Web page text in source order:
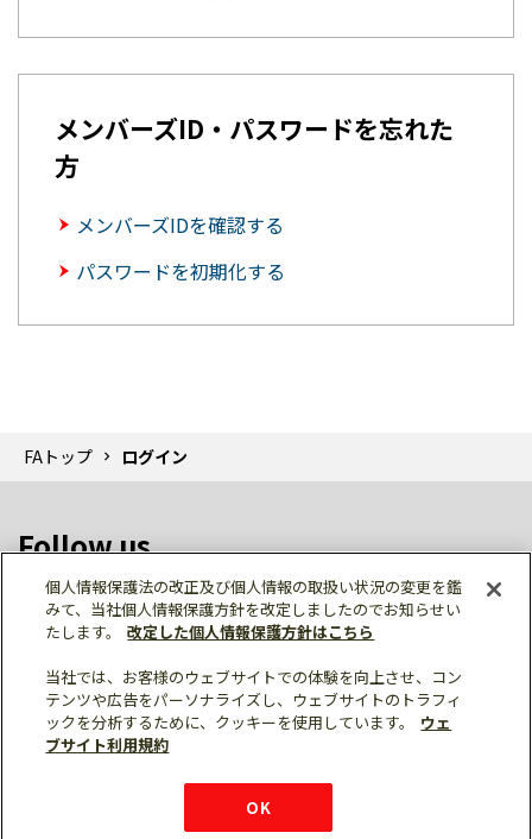
メンバーズID・パスワードを忘れた
方
メンバーズIDを確認する
パスワードを初期化する
FAトップ ログイン
Follow us
個人情報保護 利用規約
ご利用にあたって
サイトマップ
三菱電機トップ
個人情報保護法の改正及び個人情報の取扱い状況の変更を鑑
みて、当社個人情報保護方針を改定しましたのでお知らせい
たします。
改定した個人情報保護方針はこちら
当社では、お客様のウェブサイトでの体験を向上させ、コン
テンツや広告をパーソナライズし、ウェブサイトのトラフィ
ックを分析するために、クッキーを使用しています。
ウェ
ブサイト利用規約
OK
チャットサービス